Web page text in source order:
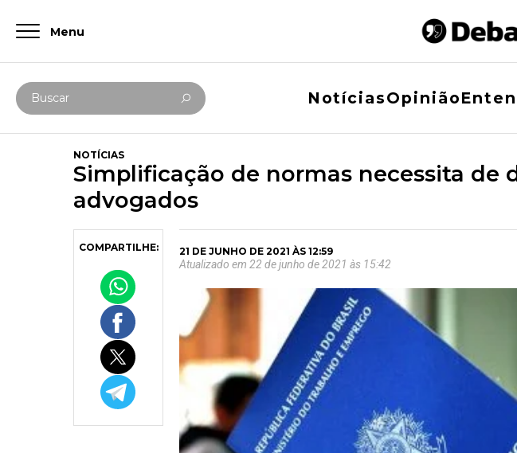
Menu
Digite abaixo sua busca
Buscar
NotíciasOpinião
NOTÍCIAS
Simplificação de normas necessita de
advogados
COMPARTILHE: 21 DE JUNHO DE 2021 ÀS 12:59
Atualizado em 22 de junho de 2021 às 15:42